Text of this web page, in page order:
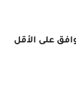
على الأقل